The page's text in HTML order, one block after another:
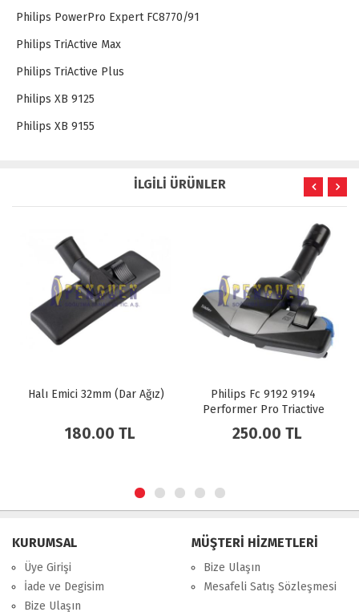
Philips PowerPro Expert FC8770/91
Philips TriActive Max
Philips TriActive Plus
Philips XB 9125
Philips XB 9155
İLGİLİ ÜRÜNLER
Halı Emici 32mm (Dar Ağız)
180.00 TL
Philips Fc 9192 9194
Performer Pro Triactive
Emici Başlık
250.00 TL
KURUMSAL
Üye Girişi
İade ve Degisim
Bize Ulaşın
MÜŞTERİ HİZMETLERİ
Bize Ulaşın
Mesafeli Satış Sözleşmesi